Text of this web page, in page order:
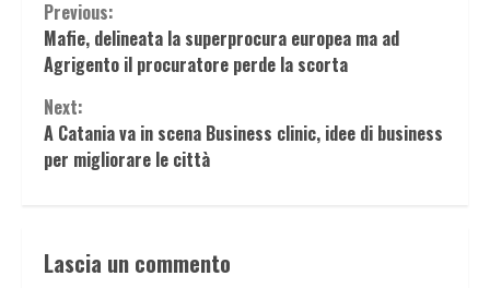
Continue
Reading
Previous:
Mafie, delineata la superprocura europea ma ad
Agrigento il procuratore perde la scorta
Next:
A Catania va in scena Business clinic, idee di business
per migliorare le città
Lascia un commento